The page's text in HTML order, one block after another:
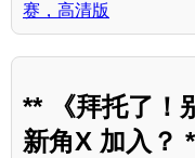
赛，高清版
** 《拜托了！
新角X 加入？